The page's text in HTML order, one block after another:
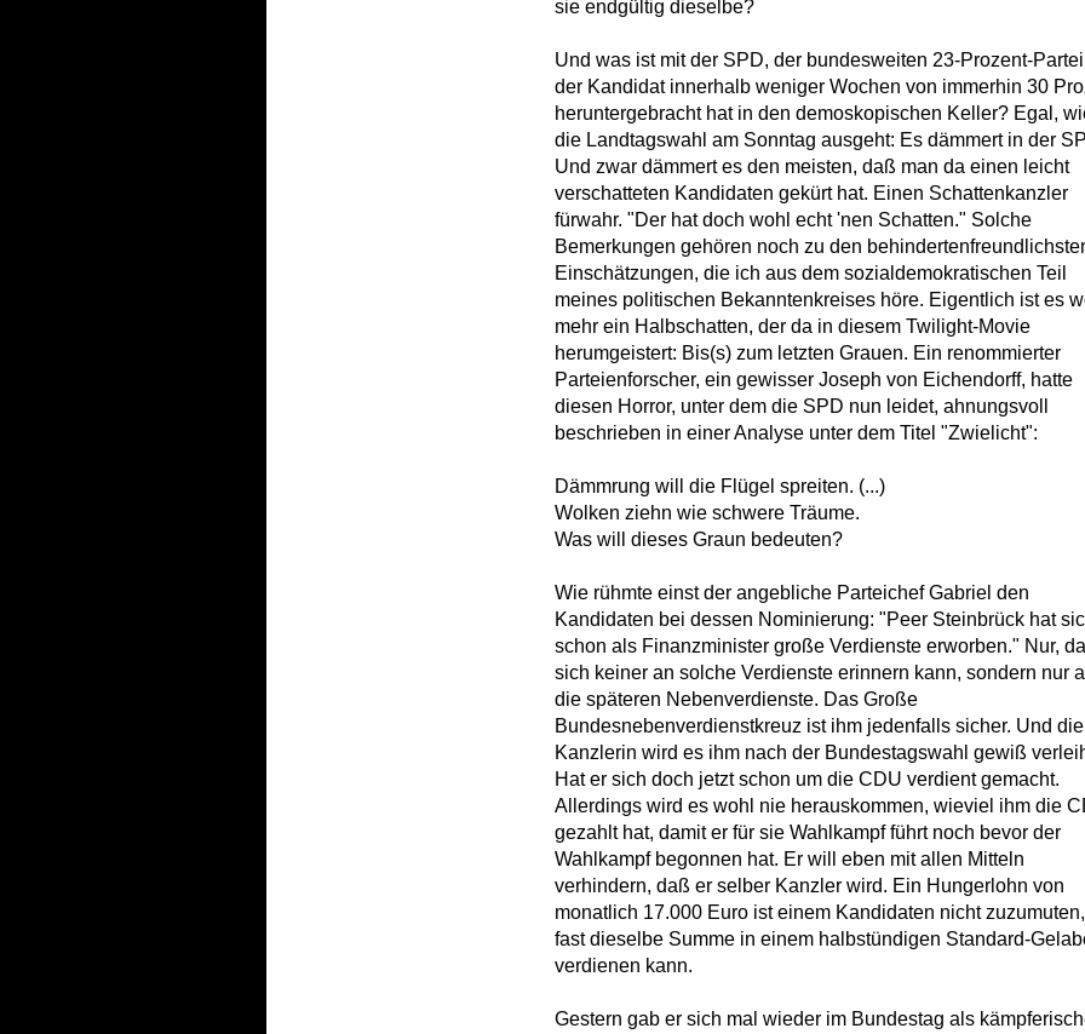
sie endgültig dieselbe?
Und was ist mit der SPD, der bundesweiten 23-Prozent-
der Kandidat innerhalb weniger Wochen von immerhin 30
heruntergebracht hat in den demoskopischen Keller? Egal,
die Landtagswahl am Sonntag ausgeht: Es dämmert in der
Und zwar dämmert es den meisten, daß man da einen leicht
verschatteten Kandidaten gekürt hat. Einen Schattenkanzler
fürwahr. "Der hat doch wohl echt 'nen Schatten." Solche
Bemerkungen gehören noch zu den
Einschätzungen, die ich aus dem sozialdemokratischen Teil
meines politischen Bekanntenkreises höre. Eigentlich ist es
mehr ein Halbschatten, der da in diesem Twilight-Movie
herumgeistert: Bis(s) zum letzten Grauen. Ein renommierter
Parteienforscher, ein gewisser Joseph von Eichendorff, hatte
diesen Horror, unter dem die SPD nun leidet, ahnungsvoll
beschrieben in einer Analyse unter dem Titel "Zwielicht":
Dämmrung will die Flügel spreiten. (...)
Wolken ziehn wie schwere Träume.
Was will dieses Graun bedeuten?
Wie rühmte einst der angebliche Parteichef Gabriel den
Kandidaten bei dessen Nominierung: "Peer Steinbrück hat
schon als Finanzminister große Verdienste erworben." Nur,
sich keiner an solche Verdienste erinnern kann, sondern nur
die späteren Nebenverdienste. Das Große
Bundesnebenverdienstkreuz ist ihm jedenfalls sicher. Und die
Kanzlerin wird es ihm nach der Bundestagswahl gewiß
Hat er sich doch jetzt schon um die CDU verdient gemacht.
Allerdings wird es wohl nie herauskommen, wieviel ihm die
gezahlt hat, damit er für sie Wahlkampf führt noch bevor der
Wahlkampf begonnen hat. Er will eben mit allen Mitteln
verhindern, daß er selber Kanzler wird. Ein Hungerlohn von
monatlich 17.000 Euro ist einem Kandidaten nicht
fast dieselbe Summe in einem halbstündigen Standard-
verdienen kann.
Gestern gab er sich mal wieder im Bundestag als